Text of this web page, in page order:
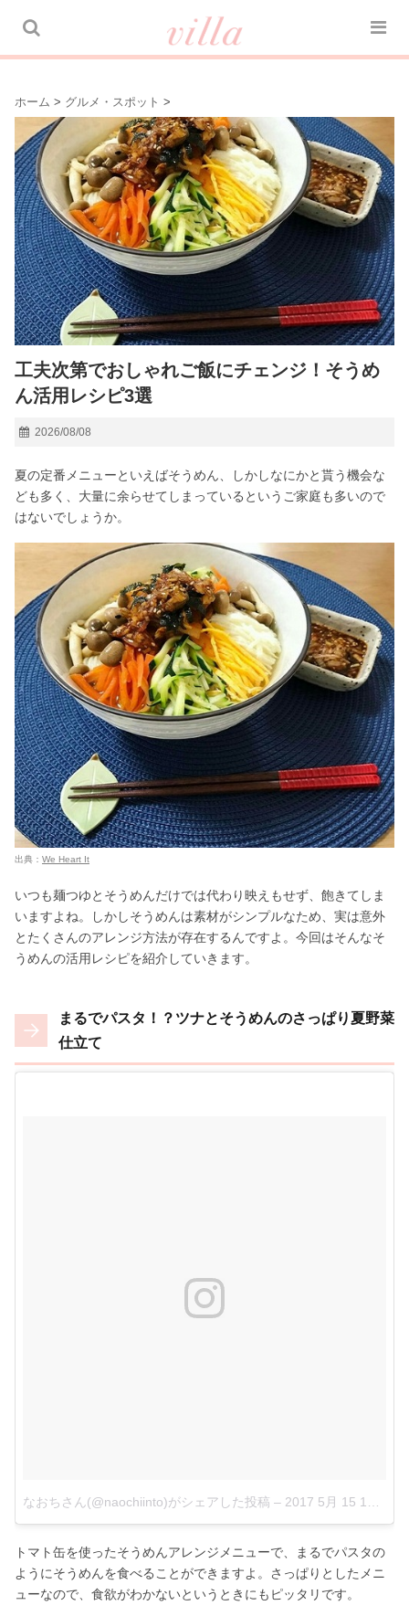
ホーム > グルメ・スポット >
工夫次第でおしゃれご飯にチェンジ！そうめ
ん活用レシピ3選
2026/08/08
夏の定番メニューといえばそうめん、しかしなにかと貰う機会な
ども多く、大量に余らせてしまっているというご家庭も多いので
はないでしょうか。
出典： We Heart It
いつも麺つゆとそうめんだけでは代わり映えもせず、飽きてしま
いますよね。しかしそうめんは素材がシンプルなため、実は意外
とたくさんのアレンジ方法が存在するんですよ。今回はそんなそ
うめんの活用レシピを紹介していきます。
まるでパスタ！？ツナとそうめんのさっぱり夏野菜
仕立て
なおちさん(@naochiinto)がシェアした投稿 – 2017 5月 15 10:33午後 PDT
トマト缶を使ったそうめんアレンジメニューで、まるでパスタの
ようにそうめんを食べることができますよ。さっぱりとしたメニ
ューなので、食欲がわかないというときにもピッタリです。